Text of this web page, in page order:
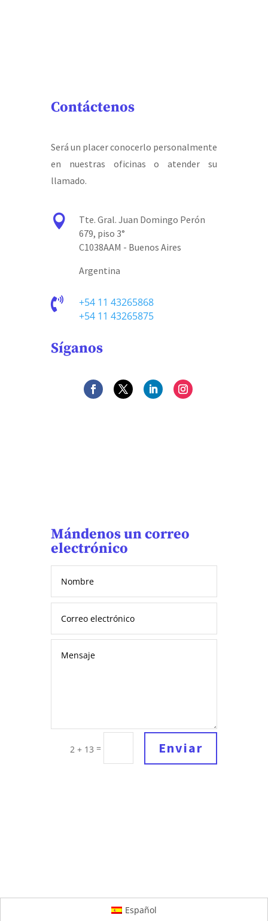
Contáctenos
Será un placer conocerlo personalmente
en nuestras oficinas o atender su
llamado.

Tte. Gral. Juan Domingo Perón
679, piso 3°
C1038AAM - Buenos Aires
Argentina

+54 11 43265868
+54 11 43265875
Síganos
Mándenos un correo
electrónico
2 + 13 = Enviar
Español